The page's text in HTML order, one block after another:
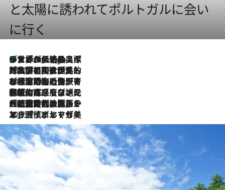
と太陽に誘われてポルトガルに会い
に行く
8 Hours Ago
リスボンの絶品スイーツ「パステル・デ・ナタ」とは？ポルトガル伝統の奥深い世界へ
2026.7.27
「私の祖国はポルトガル語です」国民的詩人フェルナンド・ペソアと、彼が愛した文学の街を歩く
2026.7.26
ポルトガル近海が育む極上の海の幸。キリリと冷えた白ワインと愉しむ、シーフード専門店の贅沢
2026.7.22
伝統の味をモダンに昇華。高感度な地元客が集う、リスボンの最旬ガストロノミー
2026.7.21
大航海時代の栄華から、震災、独裁、そして革命へ。ポルトガル・首都リスボンの石畳に刻まれた「歴史の光と影」
2026.7.13
エッセイ・ヤマザキマリ「慎ましくも美しき国 ポルトガル」